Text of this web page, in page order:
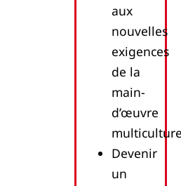
aux
nouvelles
exigences
de la
main-
d’œuvre
Devenir
un